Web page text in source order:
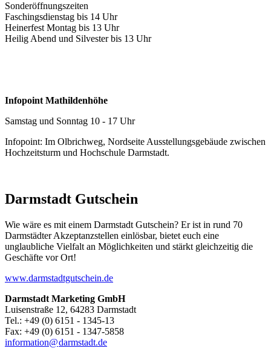
Sonderöffnungszeiten
Faschingsdienstag bis 14 Uhr
Heinerfest Montag bis 13 Uhr
Heilig Abend und Silvester bis 13 Uhr
Infopoint Mathildenhöhe
Samstag und Sonntag 10 - 17 Uhr
Infopoint: Im Olbrichweg, Nordseite Ausstellungsgebäude zwischen
Hochzeitsturm und Hochschule Darmstadt.
Darmstadt Gutschein
Wie wäre es mit einem Darmstadt Gutschein? Er ist in rund 70
Darmstädter Akzeptanzstellen einlösbar, bietet euch eine
unglaubliche Vielfalt an Möglichkeiten und stärkt gleichzeitig die
Geschäfte vor Ort!
www.darmstadtgutschein.de
Darmstadt Marketing GmbH
Luisenstraße 12, 64283 Darmstadt
Tel.: +49 (0) 6151 - 1345-13
Fax: +49 (0) 6151 - 1347-5858
information@darmstadt.de